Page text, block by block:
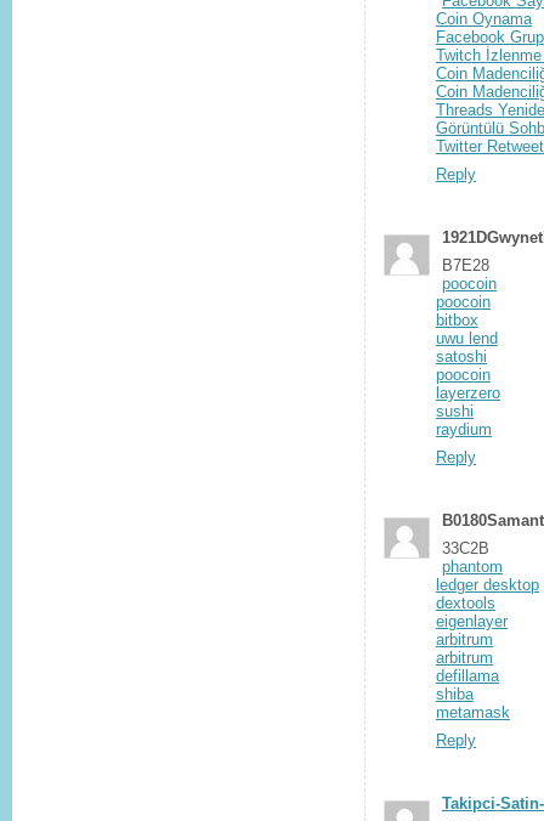
Coin Oynama
Facebook
Twitch İzlenme
Coin
Coin
Threads
Görüntülü
Twitter
Reply
B7E28
poocoin
poocoin
bitbox
uwu lend
satoshi
poocoin
layerzero
sushi
raydium
Reply
33C2B
phantom
ledger desktop
dextools
eigenlayer
arbitrum
arbitrum
defillama
shiba
metamask
Reply
Takipci-